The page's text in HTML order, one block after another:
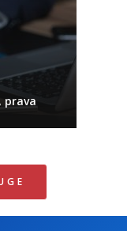
prava